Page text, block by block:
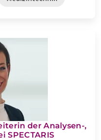
der Analysen-,
SPECTARIS